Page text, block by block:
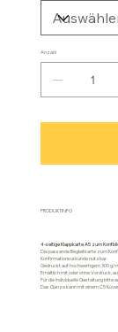
Anzahl
PRODUKTINFO
4-seitige Klappkarte A5 zum
Die passende Begleitkarte zum
Konfirmationsurkunde nutzbar.
Gedruckt auf hochwertigem 300 g/
Erhältlich mit oder ohne Vordruck,
Für die individuelle Gestaltung bitte
Das Ganze kann mit einem C5